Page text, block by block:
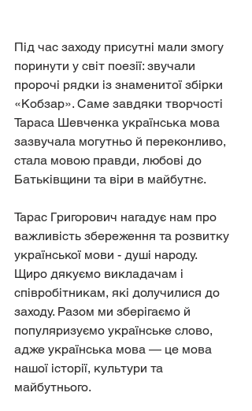
Під час заходу присутні мали змогу
поринути у світ поезії: звучали
пророчі рядки із знаменитої збірки
«Кобзар». Саме завдяки творчості
Тараса Шевченка українська мова
зазвучала могутньо й переконливо,
стала мовою правди, любові до
Батьківщини та віри в майбутнє.
Тарас Григорович нагадує нам про
важливість збереження та розвитку
української мови - душі народу.
Щиро дякуємо викладачам і
співробітникам, які долучилися до
заходу. Разом ми зберігаємо й
популяризуємо українське слово,
адже українська мова — це мова
нашої історії, культури та
майбутнього.